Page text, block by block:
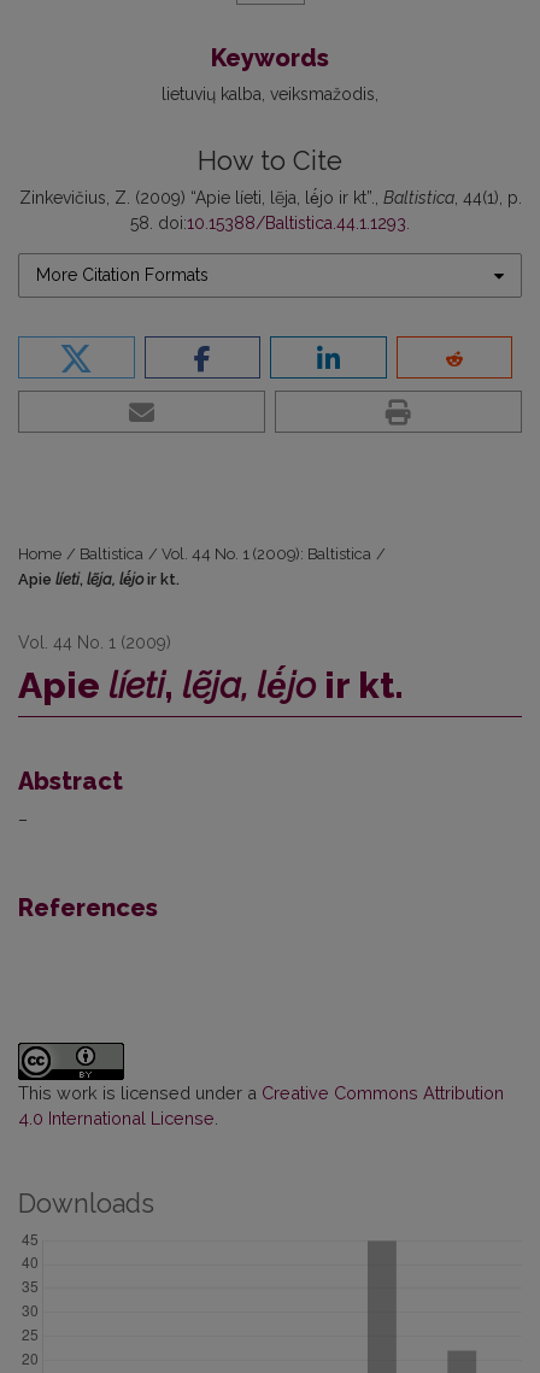
Keywords
lietuvių kalba veiksmažodis
How to Cite
Zinkevičius, Z. (2009) “Apie líeti, lẽja, lė́jo ir kt”., Baltistica, 44(1), p.
58. doi:10.15388/Baltistica.44.1.1293.
More Citation Formats
Home / Baltistica / Vol. 44 No. 1 (2009): Baltistica /
Apie líeti, lẽja, lė́joir kt.
Vol. 44 No. 1 (2009)
Apie líeti, lẽja, lė́jo ir kt.
Abstract
–
References
This work is licensed under a Creative Commons Attribution
4.0 International License.
Downloads